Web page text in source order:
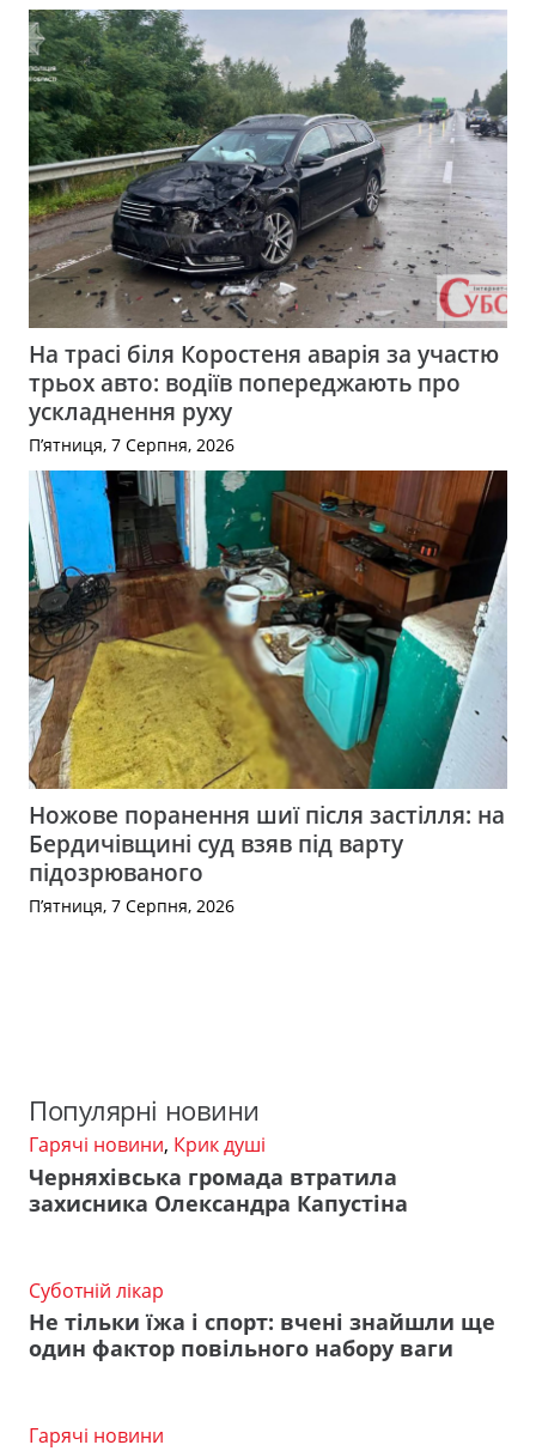
На трасі біля Коростеня аварія за участю
трьох авто: водіїв попереджають про
ускладнення руху
П’ятниця, 7 Серпня, 2026
Ножове поранення шиї після застілля: на
Бердичівщині суд взяв під варту
підозрюваного
П’ятниця, 7 Серпня, 2026
Популярні новини
Гарячі новини, Крик душі
Черняхівська громада втратила
захисника Олександра Капустіна
Суботній лікар
Не тільки їжа і спорт: вчені знайшли ще
один фактор повільного набору ваги
Гарячі новини